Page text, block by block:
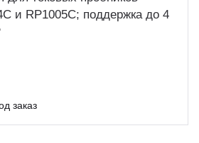
и RP1005C; поддержка до 4
заказ